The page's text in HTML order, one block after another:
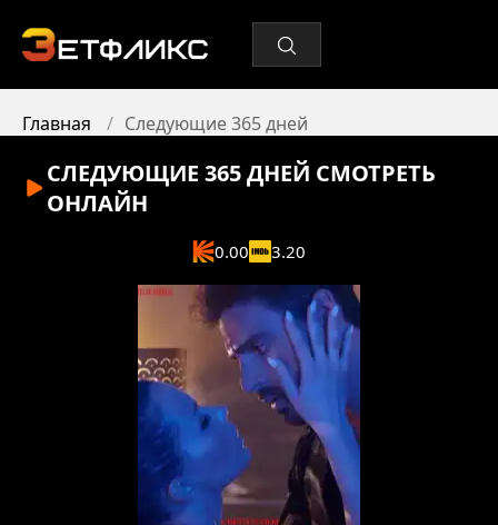
Главная Следующие 365 дней
СЛЕДУЮЩИЕ 365 ДНЕЙ СМОТРЕТЬ
ОНЛАЙН
0.00 3.20